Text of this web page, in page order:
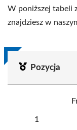
W poniższej tabeli
znajdziesz w
Pozycja
1